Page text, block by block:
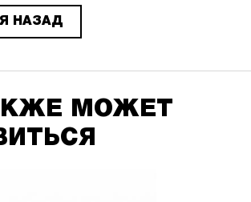
НАЗАД
МОЖЕТ